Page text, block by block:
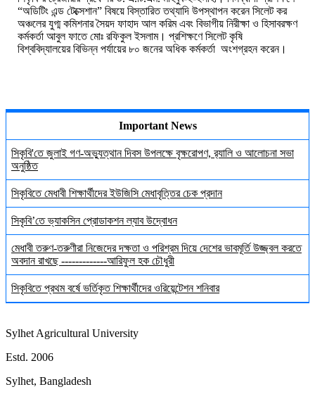
“অডিটিং এন্ড টেক্সেশান” বিষয়ে বিস্তারিত তথ্যাদি উপস্থাপন করেন সিলেট কর
অঞ্চলের যুগ্ম কমিশনার সৈয়দ ফাহাদ আল করিম এবং বিভাগীয় নিরীক্ষা ও হিসাবরক্ষণ
কর্মকর্তা আবুল ফাতে মোঃ রফিকুল ইসলাম। প্রশিক্ষণে সিলেট কৃষি
বিশ্ববিদ্যালয়ের বিভিন্ন পর্যায়ের ৮০ জনের অধিক কর্মকর্তা অংশগ্রহন করেন।
Important News
সিকৃবি'তে জুলাই গণ-অভ্যুত্থান দিবস উপলক্ষে বৃক্ষরোপণ, র‍্যালি ও আলোচনা সভা
অনুষ্ঠিত
সিকৃবিতে মেধাবী শিক্ষার্থীদের ইউজিসি মেধাবৃত্তির চেক প্রদান
সিকৃবি’তে ভ্যাকসিন প্রোডাকশন ল্যাব উদ্বোধন
মেধাবী তরুণ-তরুণীরা নিজেদের দক্ষতা ও পরিশ্রম দিয়ে দেশের ভাবমূর্তি উজ্জ্বল করতে
অবদান রাখছে -------------আরিফুল হক চৌধুরী
সিকৃবিতে প্রথম বর্ষে ভর্তিকৃত শিক্ষার্থীদের ওরিয়েন্টেশন শনিবার
Sylhet Agricultural University
Estd. 2006
Sylhet, Bangladesh